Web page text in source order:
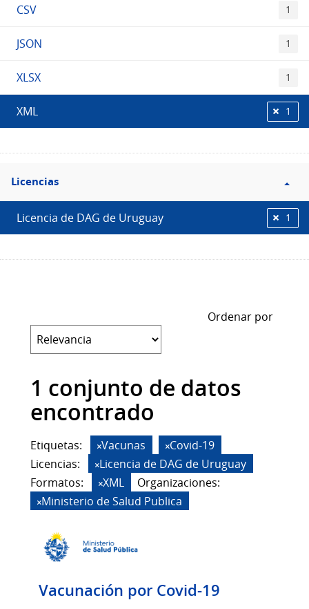
CSV 1
JSON 1
XLSX 1
XML 1
Filtro
Licencias
Licencias
Licencia de DAG de Uruguay 1
Ordenar por
1 conjunto de datos
encontrado
Etiquetas: Vacunas
Covid-19
Licencias:
Licencia de DAG de Uruguay
Formatos:
XML
Organizaciones:
Ministerio de Salud Publica
Vacunación por Covid-19